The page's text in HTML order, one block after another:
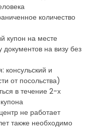
количество
купон на месте
на визу без
консульский и
от посольства)
в течение 2-х
не работает
также необходимо